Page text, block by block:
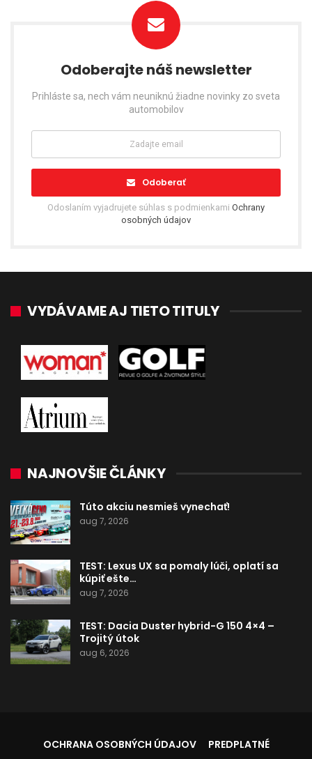
Odoberajte náš newsletter
Prihláste sa, nech vám neuniknú žiadne novinky zo sveta
automobilov
Odoberať
Odoslaním vyjadrujete súhlas s podmienkami Ochrany
osobných údajov
VYDÁVAME AJ TIETO TITULY
NAJNOVŠIE ČLÁNKY
Túto akciu nesmieš vynechať!
aug 7, 2026
TEST: Lexus UX sa pomaly lúči, oplatí sa
kúpiť ešte…
aug 7, 2026
TEST: Dacia Duster hybrid-G 150 4×4 –
Trojitý útok
aug 6, 2026
OCHRANA OSOBNÝCH ÚDAJOV
PREDPLATNÉ